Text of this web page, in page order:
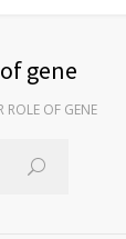
gene
ROLE OF GENE